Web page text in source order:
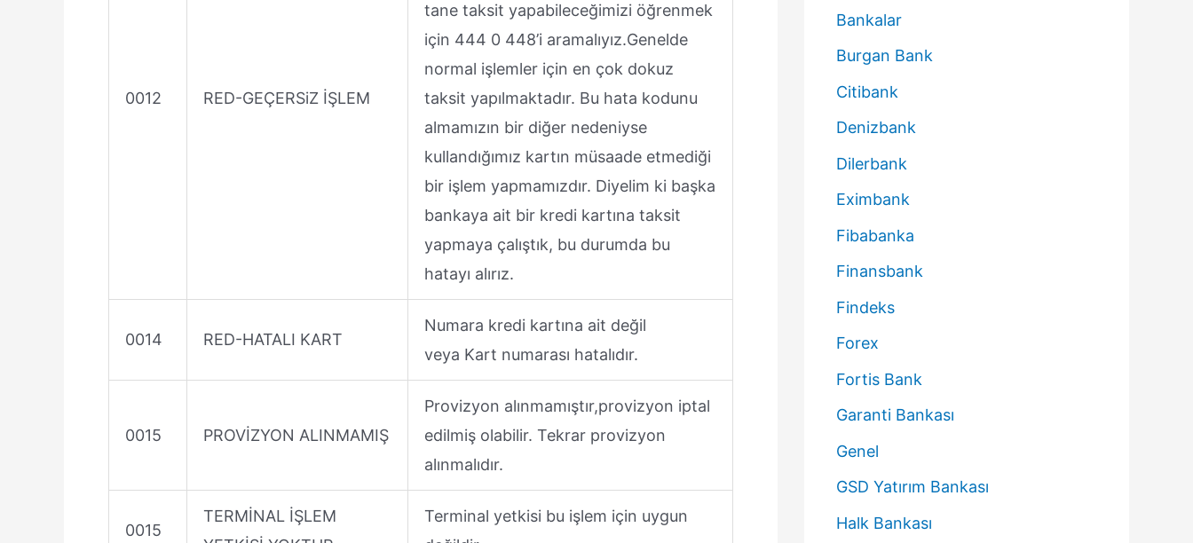
0012 RED-GEÇERSiZ İŞLEM
tane taksit yapabileceğimizi öğrenmek
için 444 0 448’i aramalıyız.Genelde
normal işlemler için en çok dokuz
taksit yapılmaktadır. Bu hata kodunu
almamızın bir diğer nedeniyse
kullandığımız kartın müsaade etmediği
bir işlem yapmamızdır. Diyelim ki başka
bankaya ait bir kredi kartına taksit
yapmaya çalıştık, bu durumda bu
hatayı alırız.
0014 RED-HATALI KART
Numara kredi kartına ait değil
veya Kart numarası hatalıdır.
0015 PROVİZYON ALINMAMIŞ
Provizyon alınmamıştır,provizyon iptal
edilmiş olabilir. Tekrar provizyon
alınmalıdır.
0015
TERMİNAL İŞLEM
Terminal yetkisi bu işlem için uygun
Bankalar
Burgan Bank
Citibank
Denizbank
Dilerbank
Eximbank
Fibabanka
Finansbank
Findeks
Forex
Fortis Bank
Garanti Bankası
Genel
GSD Yatırım Bankası
Halk Bankası